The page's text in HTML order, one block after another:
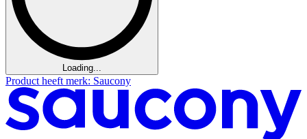
Loading...
Product heeft merk: Saucony